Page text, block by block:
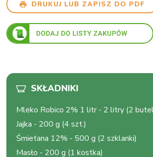
DRUKUJ LUB ZAPISZ DO PDF
SKŁADNIKI
Mleko Robico 2% 1 litr - 2 litry (2
Jajka - 200 g (4 szt.)
Śmietana 12% - 500 g (2 szklanki)
Masło - 200 g (1 kostka)